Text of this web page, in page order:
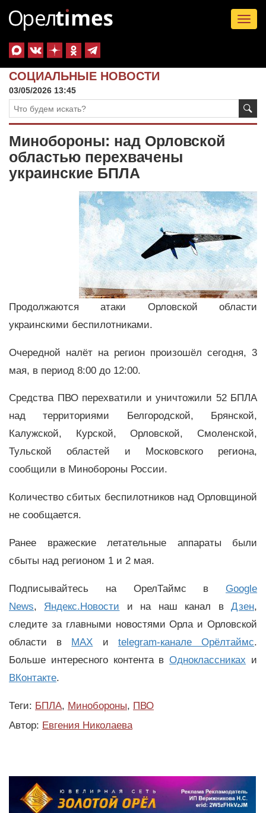
СОЦИАЛЬНЫЕ НОВОСТИ
03/05/2026 13:45
Минобороны: над Орловской
областью перехвачены
украинские БПЛА
Продолжаются атаки Орловской области
украинскими беспилотниками.
Очередной налёт на регион произошёл сегодня, 3
мая, в период 8:00 до 12:00.
Средства ПВО перехватили и уничтожили 52 БПЛА
над территориями Белгородской, Брянской,
Калужской, Курской, Орловской, Смоленской,
Тульской областей и Московского региона,
сообщили в Минобороны России.
Количество сбитых беспилотников над Орловщиной
не сообщается.
Ранее вражеские летательные аппараты были
сбыты над регионом 1 и 2 мая.
Подписывайтесь на ОрелТаймс в Google
News, Яндекс.Новости и на наш канал вДзен,
следите за главными новостями Орла и Орловской
области в MAX и telegram-канале Орёлтаймс.
Больше интересного контента вОдноклассниках и
ВКонтакте.
Теги: БПЛА, Минобороны, ПВО
Автор: Евгения Николаева